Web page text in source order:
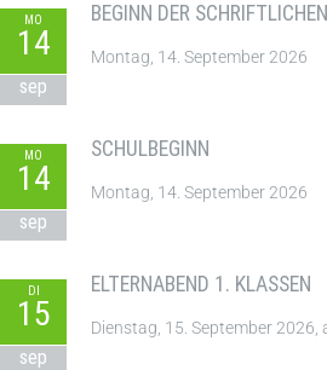
MO
14
sep
BEGINN DER
Montag, 14. September 2026
MO
14
sep
SCHULBEGINN
Montag, 14. September 2026
DI
15
sep
ELTERNABEND 1. KLASSEN
Dienstag, 15. September 2026,